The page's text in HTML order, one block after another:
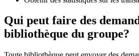
Qui peut faire des
bibliothèque du groupe?